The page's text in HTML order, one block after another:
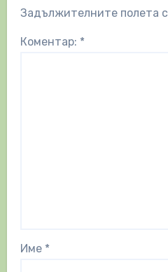
Задължителните полета
Коментар: *
Име *